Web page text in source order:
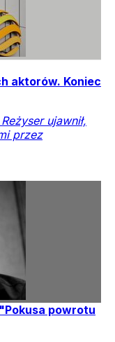
aktorów. Koniec
ujawnił,
przez
powrotu